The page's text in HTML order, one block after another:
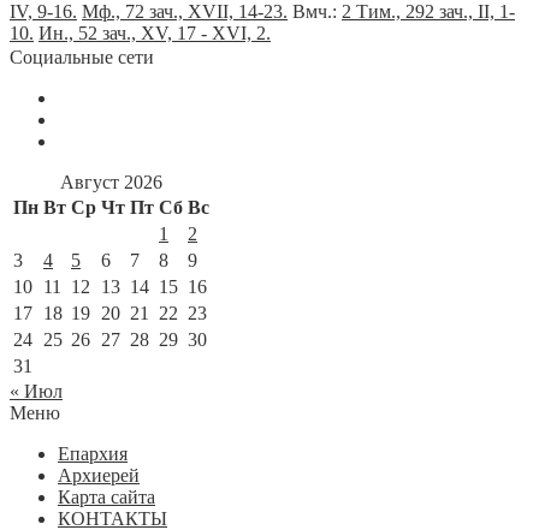
IV, 9-16. Мф., 72 зач., XVII, 14-23. Вмч.: 2 Тим., 292 зач., II, 1-
10. Ин., 52 зач., XV, 17 - XVI, 2.
Социальные сети
Август 2026
Пн Вт Ср Чт Пт Сб Вс
1
2
3
4 5 6 7 8
9
10 11 12 13 14 15 16
17 18 19 20 21 22 23
24 25 26 27 28 29 30
31
« Июл
Меню
Епархия
Архиерей
Карта сайта
КОНТАКТЫ